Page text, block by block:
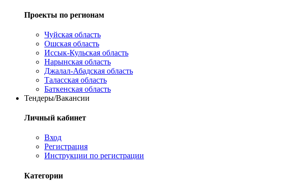
Проекты по регионам
Чуйская область
Ошская область
Иссык-Кульская область
Нарынская область
Джалал-Абадская область
Таласская область
Баткенская область
Тендеры/Вакансии
Личный кабинет
Вход
Регистрация
Инструкции по регистрации
Категории